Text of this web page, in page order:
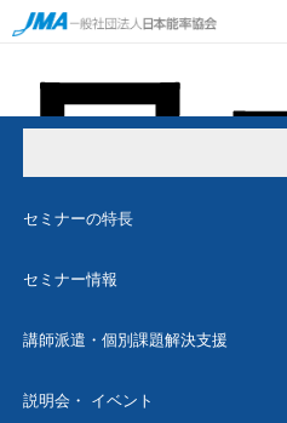
セミナーの特⻑
セミナー情報
講師派遣・個別課題解決支援
説明会・ イベント
SPECIAL